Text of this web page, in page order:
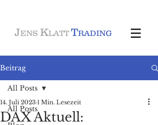
JENS KLATT TRADING
Beitrag
All Posts
All Posts
DAX Aktuell:
14. Juli 2023 1 Min. Lesezeit